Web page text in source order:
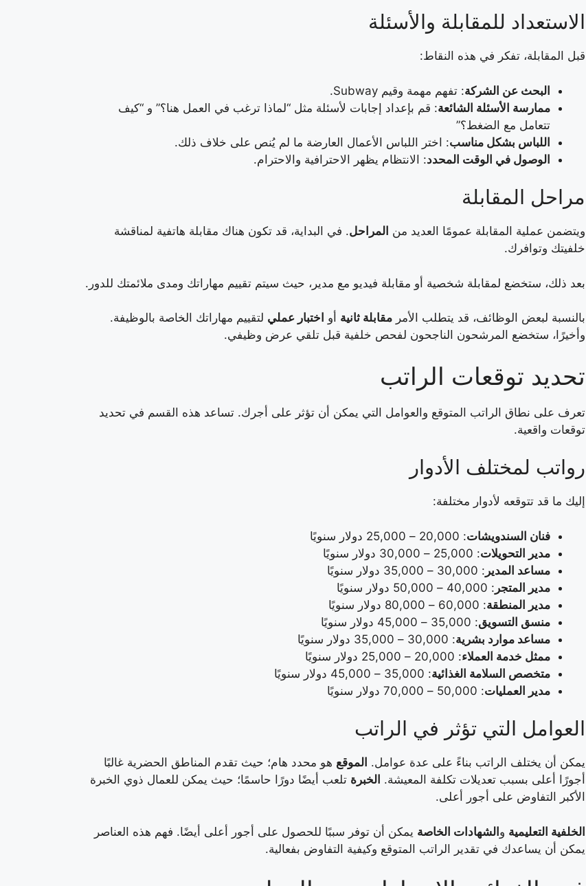
الاستعداد للمقابلة والأسئلة
قبل المقابلة، تفكر في هذه النقاط:
البحث عن الشركة: تفهم مهمة وقيم Subway.
ممارسة الأسئلة الشائعة: قم بإعداد إجابات لأسئلة مثل “لماذا ترغب في العمل هنا؟” و “كيف
تتعامل مع الضغط؟”
اللباس بشكل مناسب: اختر اللباس الأعمال العارضة ما لم يُنص على خلاف ذلك.
الوصول في الوقت المحدد: الانتظام يظهر الاحترافية والاحترام.
مراحل المقابلة
ويتضمن عملية المقابلة عمومًا العديد من المراحل. في البداية، قد تكون هناك مقابلة هاتفية لمناقشة
خلفيتك وتوافرك.
بعد ذلك، ستخضع لمقابلة شخصية أو مقابلة فيديو مع مدير، حيث سيتم تقييم مهاراتك ومدى ملائمتك للدور.
بالنسبة لبعض الوظائف، قد يتطلب الأمر مقابلة ثانية أو اختبار عملي لتقييم مهاراتك الخاصة بالوظيفة.
وأخيرًا، ستخضع المرشحون الناجحون لفحص خلفية قبل تلقي عرض وظيفي.
تحديد توقعات الراتب
تعرف على نطاق الراتب المتوقع والعوامل التي يمكن أن تؤثر على أجرك. تساعد هذه القسم في تحديد
توقعات واقعية.
رواتب لمختلف الأدوار
إليك ما قد تتوقعه لأدوار مختلفة:
فنان السندويشات: 20,000 – 25,000 دولار سنويًا
مدير التحويلات: 25,000 – 30,000 دولار سنويًا
مساعد المدير : 30,000 – 35,000 دولار سنويًا
مدير المتجر : 40,000 – 50,000 دولار سنويًا
مدير المنطقة: 60,000 – 80,000 دولار سنويًا
منسق التسويق: 35,000 – 45,000 دولار سنويًا
مساعد موارد بشرية: 30,000 – 35,000 دولار سنويًا
ممثل خدمة العملاء: 20,000 – 25,000 دولار سنويًا
متخصص السلامة الغذائية: 35,000 – 45,000 دولار سنويًا
مدير العمليات: 50,000 – 70,000 دولار سنويًا
العوامل التي تؤثر في الراتب
يمكن أن يختلف الراتب بناءً على عدة عوامل. الموقع هو محدد هام؛ حيث تقدم المناطق الحضرية غالبًا
أجورًا أعلى بسبب تعديلات تكلفة المعيشة. الخبرة تلعب أيضًا دورًا حاسمًا؛ حيث يمكن للعمال ذوي الخبرة
الأكبر التفاوض على أجور أعلى.
الخلفية التعليمية والشهادات الخاصة يمكن أن توفر سببًا للحصول على أجور أعلى أيضًا. فهم هذه العناصر
يمكن أن يساعدك في تقدير الراتب المتوقع وكيفية التفاوض بفعالية.